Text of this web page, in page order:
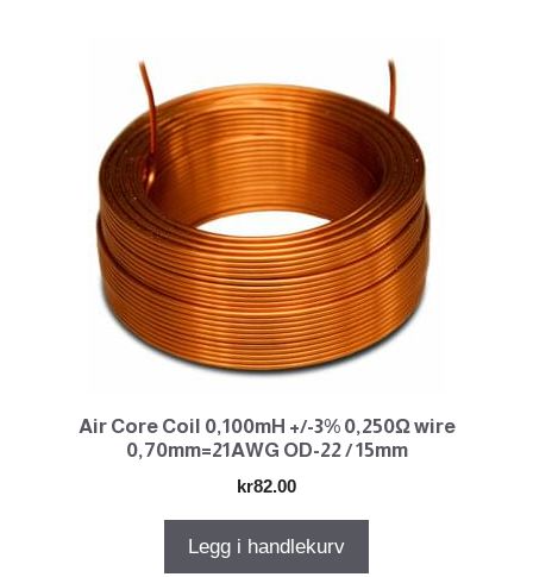
Air Core Coil 0,100mH +/-3% 0,250Ω wire
0,70mm=21AWG OD-22 / 15mm
kr82.00
Legg i handlekurv